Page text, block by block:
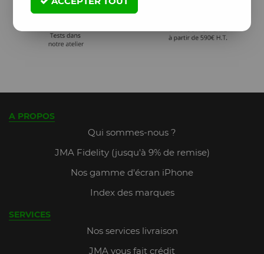
A PROPOS
Qui sommes-nous ?
JMA Fidelity (jusqu'à 9% de remise)
Nos gamme d'écran iPhone
Index des marques
SERVICES
Nos services livraison
JMA vous fait crédit